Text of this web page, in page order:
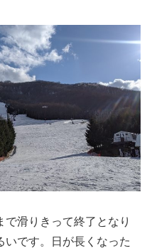
滑りきって終了となり
いです。日が長くなった